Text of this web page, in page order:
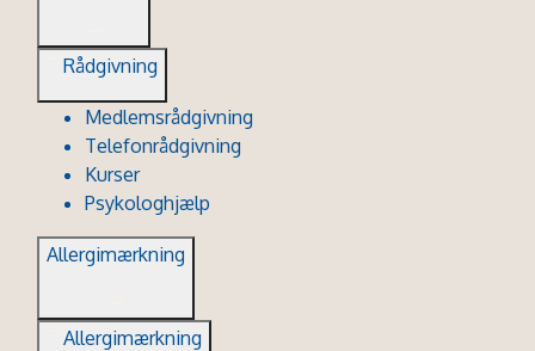
Rådgivning
Medlemsrådgivning
Telefonrådgivning
Kurser
Psykologhjælp
Allergimærkning
Allergimærkning